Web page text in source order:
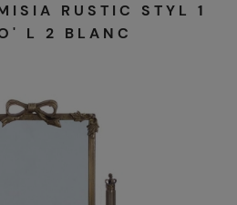
RUSTIC STYL 1
L 2 BLANC